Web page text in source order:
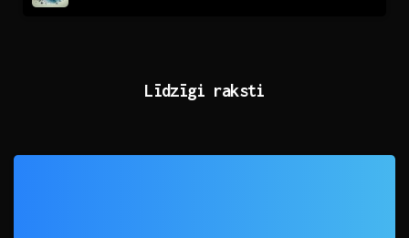
Līdzīgi raksti